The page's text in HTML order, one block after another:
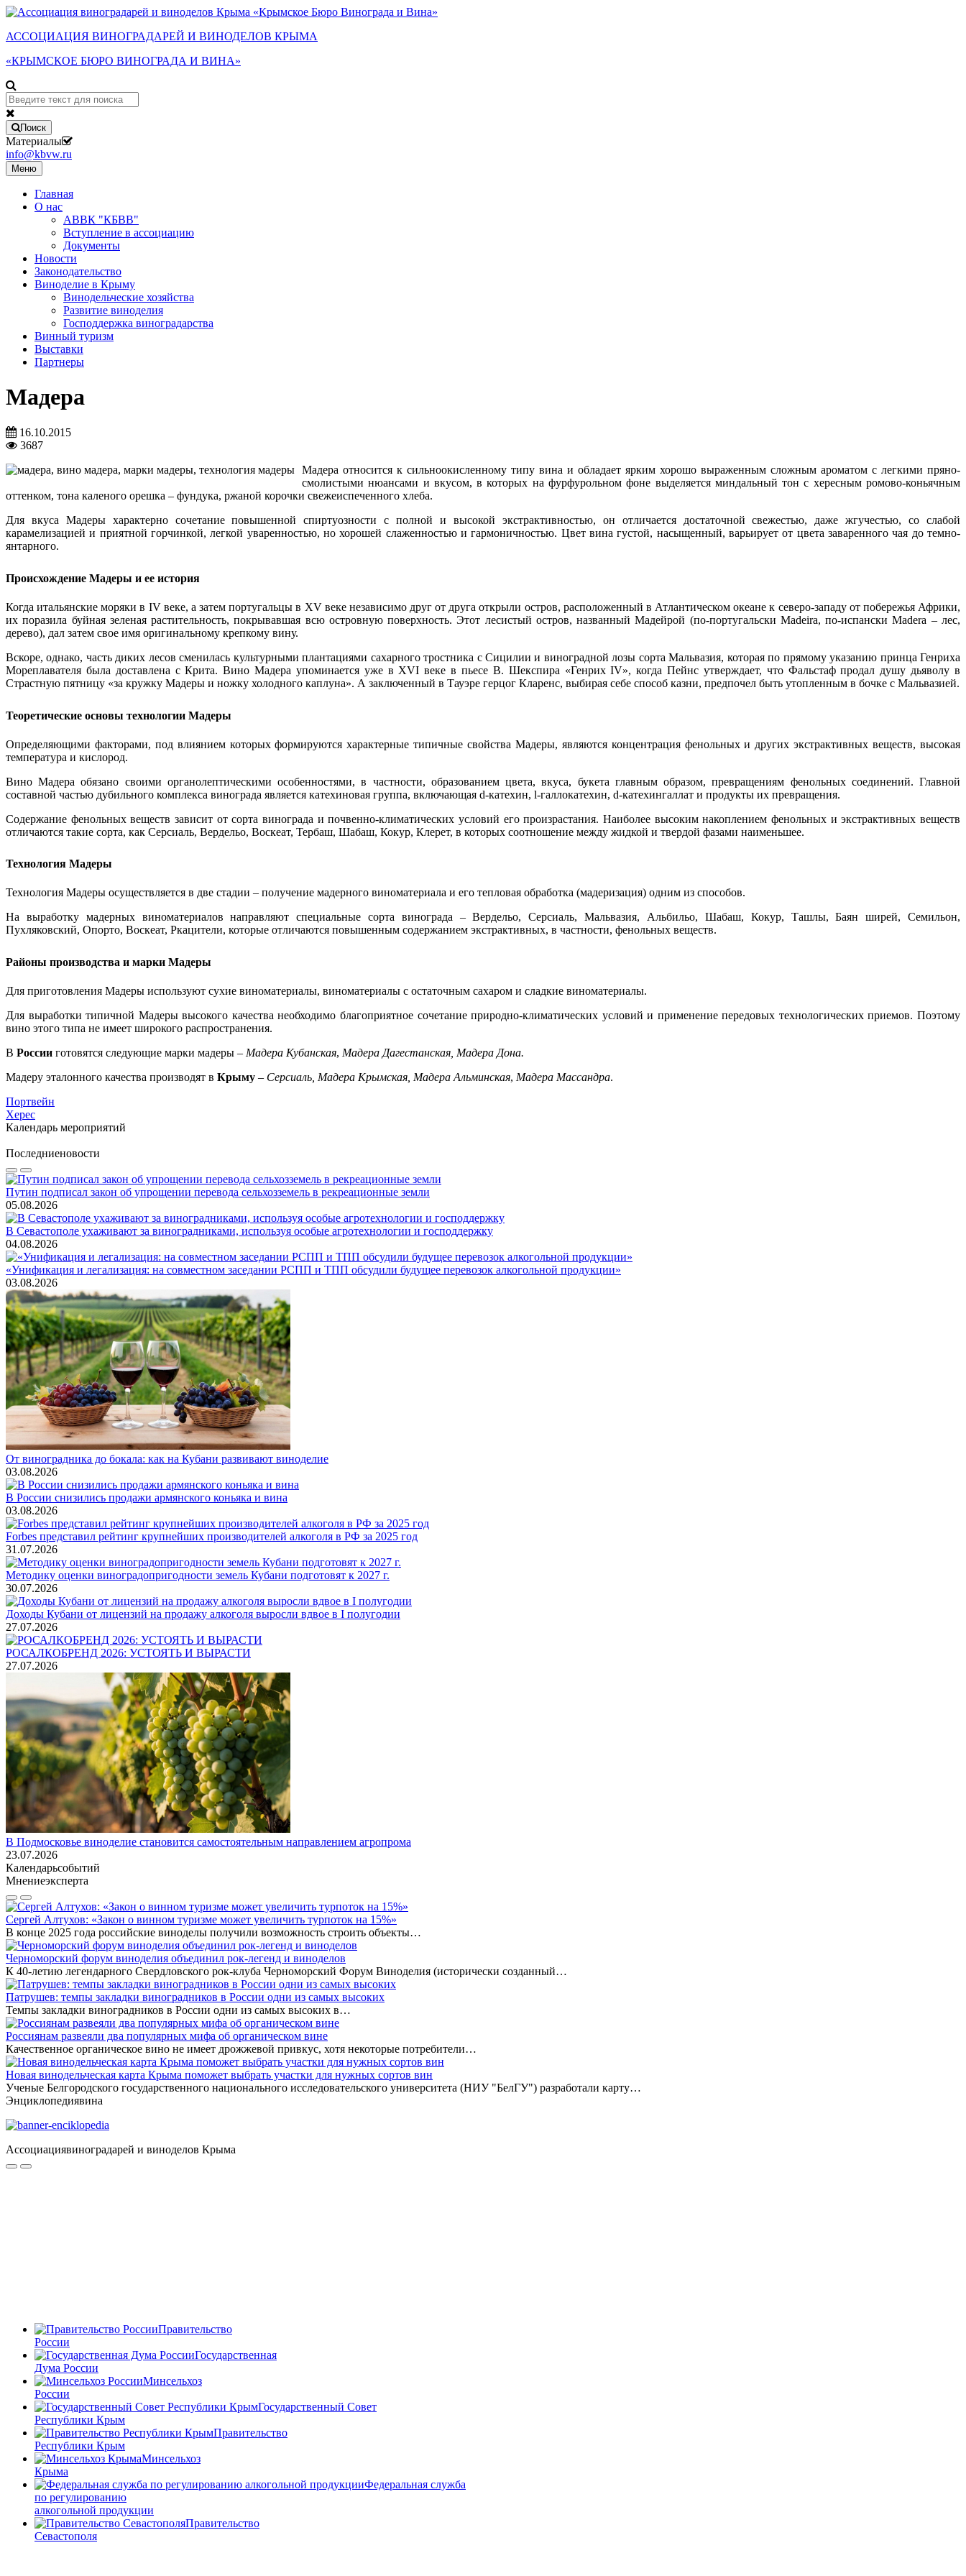
АССОЦИАЦИЯ ВИНОГРАДАРЕЙ И ВИНОДЕЛОВ КРЫМА
«КРЫМСКОЕ БЮРО ВИНОГРАДА И ВИНА»
Поиск
Материалы
info@kbvw.ru
Меню
Главная
О нас
АВВК "КБВВ"
Вступление в ассоциацию
Документы
Новости
Законодательство
Виноделие в Крыму
Винодельческие хозяйства
Развитие виноделия
Господдержка виноградарства
Винный туризм
Выставки
Партнеры
Мадера
16.10.2015
3687
Мадера относится к сильноокисленному типу вина и обладает ярким хорошо выраженным сложным ароматом с легкими пряно-
смолистыми нюансами и вкусом, в которых на фурфурольном фоне выделяется миндальный тон с хересным ромово-коньячным
оттенком, тона каленого орешка – фундука, ржаной корочки свежеиспеченного хлеба.
Для вкуса Мадеры характерно сочетание повышенной спиртуозности с полной и высокой экстрактивностью, он отличается достаточной свежестью, даже жгучестью, со слабой
карамелизацией и приятной горчинкой, легкой уваренностью, но хорошей слаженностью и гармоничностью. Цвет вина густой, насыщенный, варьирует от цвета заваренного чая до темно-
янтарного.
Происхождение Мадеры и ее история
Когда итальянские моряки в IV веке, а затем португальцы в XV веке независимо друг от друга открыли остров, расположенный в Атлантическом океане к северо-западу от побережья Африки,
их поразила буйная зеленая растительность, покрывавшая всю островную поверхность. Этот лесистый остров, названный Мадейрой (по-португальски Madeira, по-испански Madera – лес,
дерево), дал затем свое имя оригинальному крепкому вину.
Вскоре, однако, часть диких лесов сменилась культурными плантациями сахарного тростника с Сицилии и виноградной лозы сорта Мальвазия, которая по прямому указанию принца Генриха
Мореплавателя была доставлена с Крита. Вино Мадера упоминается уже в XVI веке в пьесе В. Шекспира «Генрих IV», когда Пейнс утверждает, что Фальстаф продал душу дьяволу в
Страстную пятницу «за кружку Мадеры и ножку холодного каплуна». А заключенный в Тауэре герцог Кларенс, выбирая себе способ казни, предпочел быть утопленным в бочке с Мальвазией.
Теоретические основы технологии Мадеры
Определяющими факторами, под влиянием которых формируются характерные типичные свойства Мадеры, являются концентрация фенольных и других экстрактивных веществ, высокая
температура и кислород.
Вино Мадера обязано своими органолептическими особенностями, в частности, образованием цвета, вкуса, букета главным образом, превращениям фенольных соединений. Главной
составной частью дубильного комплекса винограда является катехиновая группа, включающая d-катехин, l-галлокатехин, d-катехингаллат и продукты их превращения.
Содержание фенольных веществ зависит от сорта винограда и почвенно-климатических условий его произрастания. Наиболее высоким накоплением фенольных и экстрактивных веществ
отличаются такие сорта, как Серсиаль, Вердельо, Воскеат, Тербаш, Шабаш, Кокур, Клерет, в которых соотношение между жидкой и твердой фазами наименьшее.
Технология Мадеры
Технология Мадеры осуществляется в две стадии – получение мадерного виноматериала и его тепловая обработка (мадеризация) одним из способов.
На выработку мадерных виноматериалов направляют специальные сорта винограда – Вердельо, Серсиаль, Мальвазия, Альбильо, Шабаш, Кокур, Ташлы, Баян ширей, Семильон,
Пухляковский, Опорто, Воскеат, Ркацители, которые отличаются повышенным содержанием экстрактивных, в частности, фенольных веществ.
Районы производства и марки Мадеры
Для приготовления Мадеры используют сухие виноматериалы, виноматериалы с остаточным сахаром и сладкие виноматериалы.
Для выработки типичной Мадеры высокого качества необходимо благоприятное сочетание природно-климатических условий и применение передовых технологических приемов. Поэтому
вино этого типа не имеет широкого распространения.
В России готовятся следующие марки мадеры – Мадера Кубанская, Мадера Дагестанская, Мадера Дона.
Мадеру эталонного качества производят в Крыму – Серсиаль, Мадера Крымская, Мадера Альминская, Мадера Массандра.
Портвейн
Херес
Календарь мероприятий
Последниеновости
Путин подписал закон об упрощении перевода сельхозземель в рекреационные земли
05.08.2026
В Севастополе ухаживают за виноградниками, используя особые агротехнологии и господдержку
04.08.2026
«Унификация и легализация: на совместном заседании РСПП и ТПП обсудили будущее перевозок алкогольной продукции»
03.08.2026
От виноградника до бокала: как на Кубани развивают виноделие
03.08.2026
В России снизились продажи армянского коньяка и вина
03.08.2026
Forbes представил рейтинг крупнейших производителей алкоголя в РФ за 2025 год
31.07.2026
Методику оценки виноградопригодности земель Кубани подготовят к 2027 г.
30.07.2026
Доходы Кубани от лицензий на продажу алкоголя выросли вдвое в I полугодии
27.07.2026
РОСАЛКОБРЕНД 2026: УСТОЯТЬ И ВЫРАСТИ
27.07.2026
В Подмосковье виноделие становится самостоятельным направлением агропрома
23.07.2026
Календарьсобытий
Мнениеэксперта
Сергей Алтухов: «Закон о винном туризме может увеличить турпоток на 15%»
В конце 2025 года российские виноделы получили возможность строить объекты…
Черноморский форум виноделия объединил рок-легенд и виноделов
К 40-летию легендарного Свердловского рок-клуба Черноморский Форум Виноделия (исторически созданный…
Патрушев: темпы закладки виноградников в России одни из самых высоких
Темпы закладки виноградников в России одни из самых высоких в…
Россиянам развеяли два популярных мифа об органическом вине
Качественное органическое вино не имеет дрожжевой привкус, хотя некоторые потребители…
Новая винодельческая карта Крыма поможет выбрать участки для нужных сортов вин
Ученые Белгородского государственного национального исследовательского университета (НИУ "БелГУ") разработали карту…
Энциклопедиявина
Ассоциациявиноградарей и виноделов Крыма
Правительство
России
Государственная
Дума России
Минсельхоз
России
Государственный Совет
Республики Крым
Правительство
Республики Крым
Минсельхоз
Крыма
Федеральная служба
по регулированию
алкогольной продукции
Правительство
Севастополя